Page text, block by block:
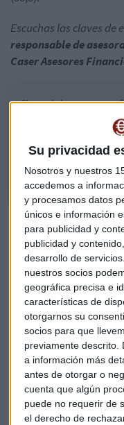
Su privacidad
Nosotros y nuestros
accedemos a
y procesamos datos
únicos e información
para publicidad y
publicidad y
desarrollo de servicios.
nuestros socios
geográfica precisa e
características de
otorgarnos su
socios para que
previamente descrito.
a información más
antes de otorgar o
cuenta que algún
puede no requerir de
el derecho de
Escuchas las claves de
responsable de
Caser Asesores
Claves de la semana con
Gonzalo García,
destaca el dato de PIB de
consumidores en Estados
PIB y
Además, durante la
definitivas delPIB del
su primera lectura
al trimestre anterior y
periodo de 2021.
En EE. UU., la
datos finales de los
el ISM en el sector no
que el viernes día 9
diciembre dela